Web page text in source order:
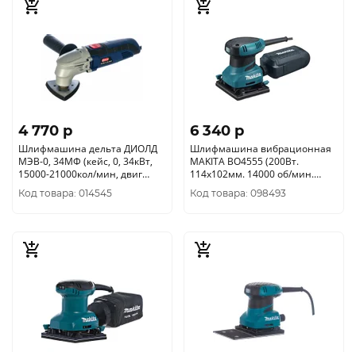
4 770 p
Шлифмашина дельта ДИОЛД
МЭВ-0, 34МФ (кейс, 0, 34кВт,
15000-21000кол/мин, двиг
щеточный) 10091020
Код товара: 014545
6 340 p
Шлифмашина вибрационная
MAKITA BO4555 (200Вт.
114х102мм. 14000 об/мин.
амплит. 1, 5мм. 1, 1кг.)
Код товара: 098493